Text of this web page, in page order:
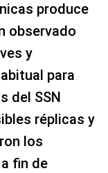
produce
observado
y
para
del SSN
réplicas y
los
fin de